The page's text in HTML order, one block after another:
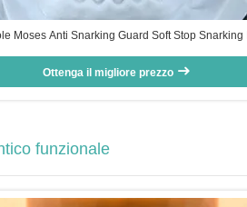
Moses Anti Snarking Guard Soft Stop Snarking
Ottenga il migliore prezzo
funzionale